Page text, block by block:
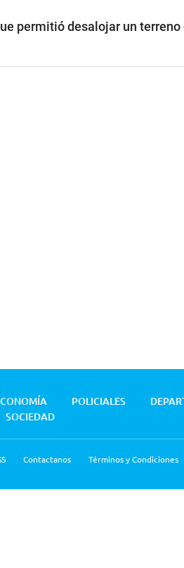
permitió desalojar un terreno
POLICIALES
SOCIEDAD
Contactanos Términos y Condiciones